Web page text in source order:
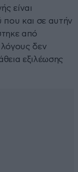
είναι
και σε αυτήν
από
λόγους δεν
εξιλέωσης